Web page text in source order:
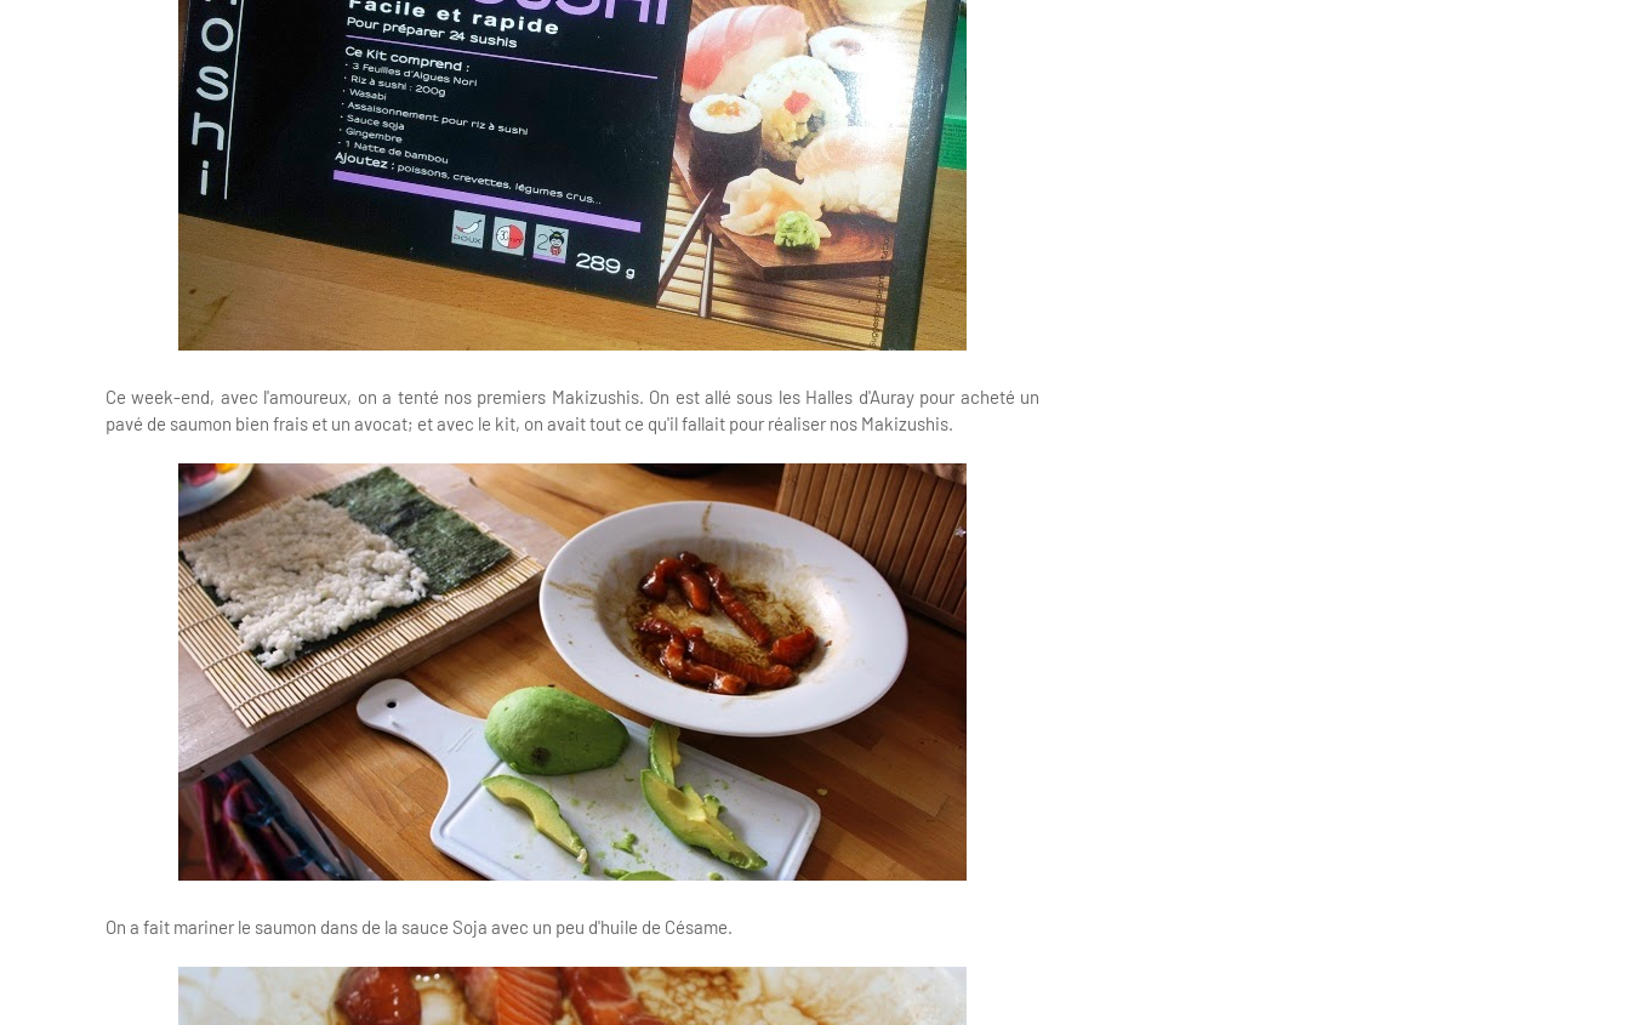
Ce week-end, avec l'amoureux, on a tenté nos premiers Makizushis. On est allé sous les Halles d'Auray pour acheté un
pavé de saumon bien frais et un avocat; et avec le kit, on avait tout ce qu'il fallait pour réaliser nos Makizushis.
On a fait mariner le saumon dans de la sauce Soja avec un peu d'huile de Césame.